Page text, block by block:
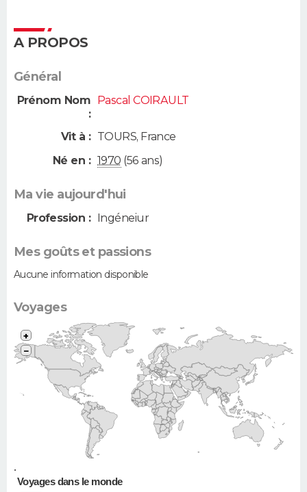
A PROPOS
Général
Prénom Nom
:
Pascal COIRAULT
Vit à : TOURS, France
Né en : 1970 (56 ans)
Ma vie aujourd'hui
Profession : Ingéneiur
Mes goûts et passions
Aucune information disponible
Voyages
•
+
−
Voyages dans le monde